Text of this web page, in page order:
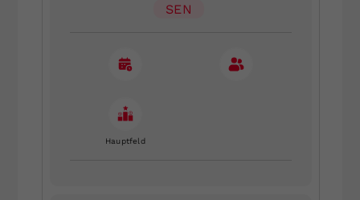
SEN
Hauptfeld